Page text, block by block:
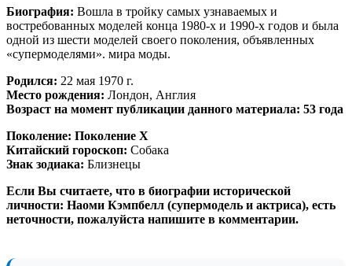
Биография: Вошла в тройку самых узнаваемых и
востребованных моделей конца 1980-х и 1990-х годов и была
одной из шести моделей своего поколения, объявленных
«супермоделями». мира моды.
Родился: 22 мая 1970 г.
Место рождения: Лондон, Англия
Возраст на момент публикации данного материала: 53 года
Поколение: Поколение X
Китайский гороскоп: Собака
Знак зодиака: Близнецы
Если Вы считаете, что в биографии исторической
личности: Наоми Кэмпбелл (супермодель и актриса), есть
неточности, пожалуйста напишите в комментарии.